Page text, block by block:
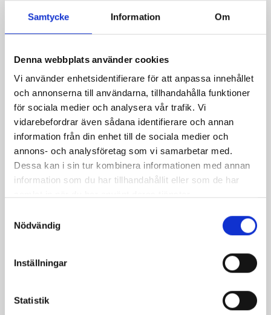
Samtycke Information Om
Denna webbplats använder cookies
Vi använder enhetsidentifierare för att anpassa innehållet
och annonserna till användarna, tillhandahålla funktioner
för sociala medier och analysera vår trafik. Vi
vidarebefordrar även sådana identifierare och annan
information från din enhet till de sociala medier och
annons- och analysföretag som vi samarbetar med.
Dessa kan i sin tur kombinera informationen med annan
information som du har tillhandahållit eller som de har
Nödvändig
Inställningar
Statistik
Couscous med falukorv Köttfärsenchiladas
Omelätt alla bonde
Frasiga oststänger och